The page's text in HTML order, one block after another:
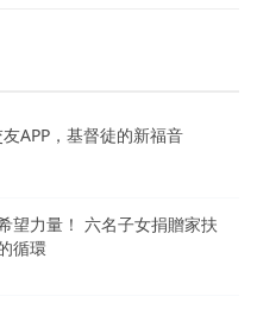
APP，基督徒的新福音
望力量！ 六名子女捐贈家扶
循環